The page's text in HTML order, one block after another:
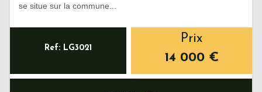
se situe sur la commune...
Ref: LG3021
Prix
14 000 €